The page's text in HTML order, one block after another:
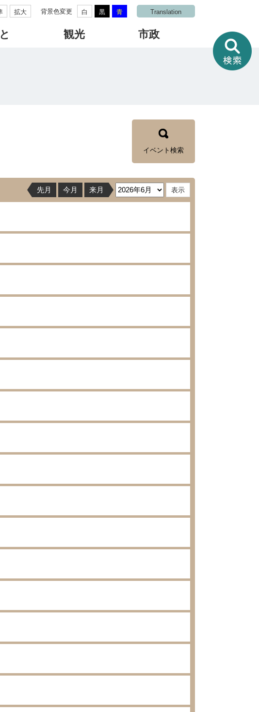
拡大 背景色変更 白 黒 青 Translation
観光 市政
情
報
を
イベント検索
先月 今月 来月